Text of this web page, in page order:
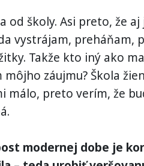
od školy. Asi preto, že
vystrájam, preháňam,
Takže kto iný ako
záujmu? Škola
málo, preto verím, že
modernej dobe je